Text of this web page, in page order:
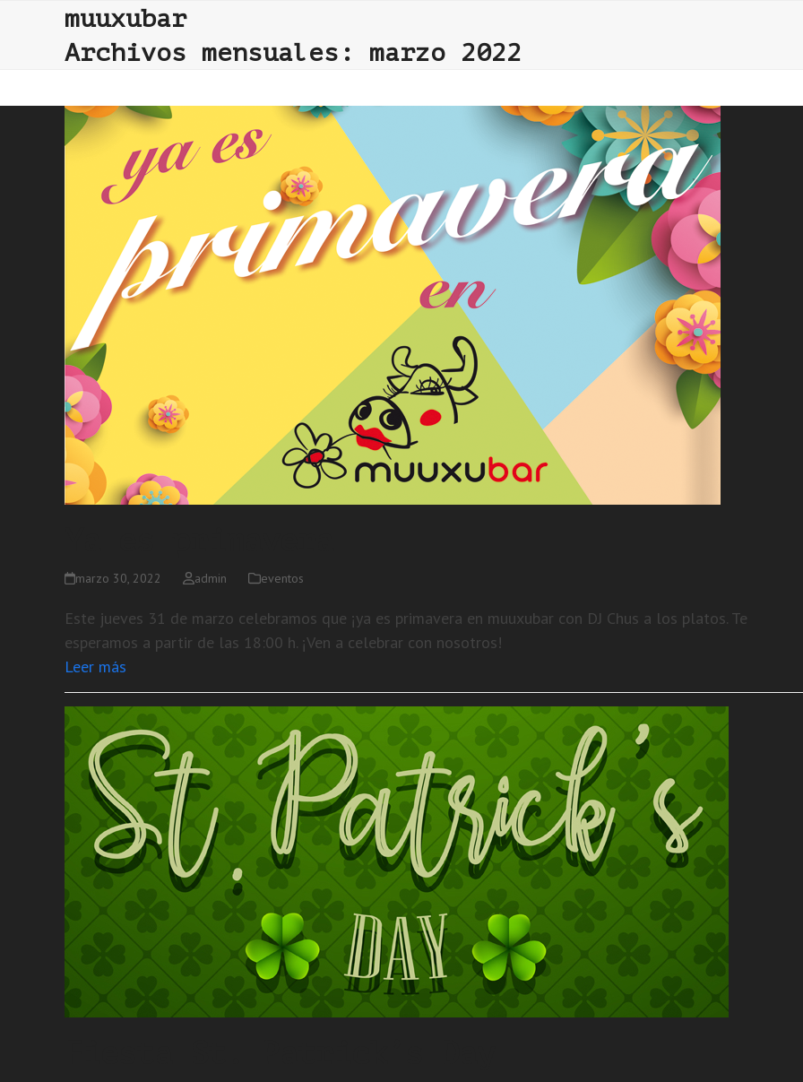
muuxubar
Archivos mensuales: marzo 2022
marzo 30, 2022 admin eventos
Este jueves 31 de marzo celebramos que ¡ya es primavera en muuxubar con DJ Chus a los platos. Te
esperamos a partir de las 18:00 h. ¡Ven a celebrar con nosotros!
Leer más